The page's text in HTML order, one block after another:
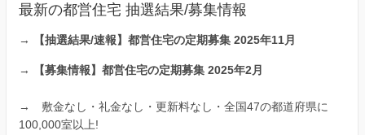
最新の都営住宅 抽選結果/募集情報
→ 【抽選結果/速報】都営住宅の定期募集 2025年11月
→ 【募集情報】都営住宅の定期募集 2025年2月
→ 敷金なし・礼金なし・更新料なし・全国47の都道府県に
100,000室以上!